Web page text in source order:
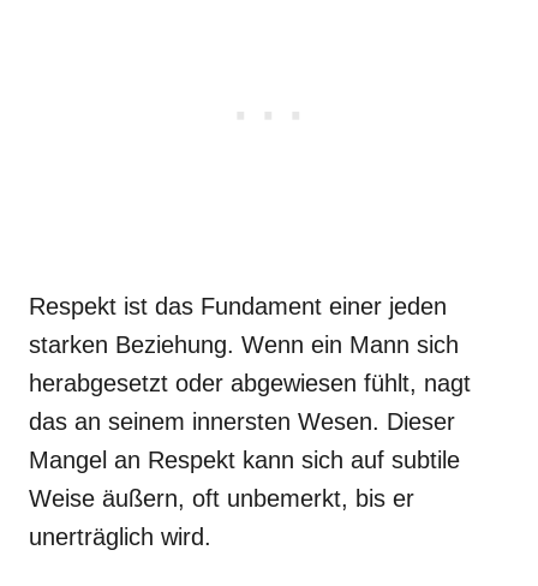
Respekt ist das Fundament einer jeden
starken Beziehung. Wenn ein Mann sich
herabgesetzt oder abgewiesen fühlt, nagt
das an seinem innersten Wesen. Dieser
Mangel an Respekt kann sich auf subtile
Weise äußern, oft unbemerkt, bis er
unerträglich wird.